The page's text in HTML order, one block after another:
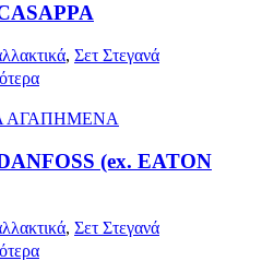
, Σετ Στεγανά
ΑΓΑΠΗΜΕΝΑ
(ex. EATON
, Σετ Στεγανά